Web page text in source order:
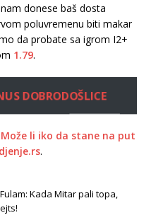
donese baš dosta
poluvremenu biti makar
da probate sa igrom I2+
1.79.
DOBRODOŠLICE
li iko da stane na put
.
Kada Mitar pali topa,